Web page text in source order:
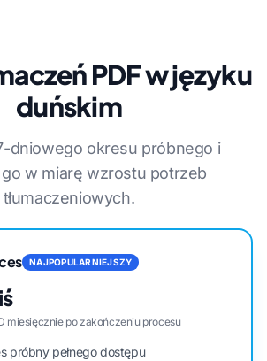
PDF w języku
duńskim
dniowego okresu próbnego i
w miarę wzrostu potrzeb
tłumaczeniowych.
NAJPOPULARNIEJSZY
miesięcznie po zakończeniu procesu
próbny pełnego dostępu